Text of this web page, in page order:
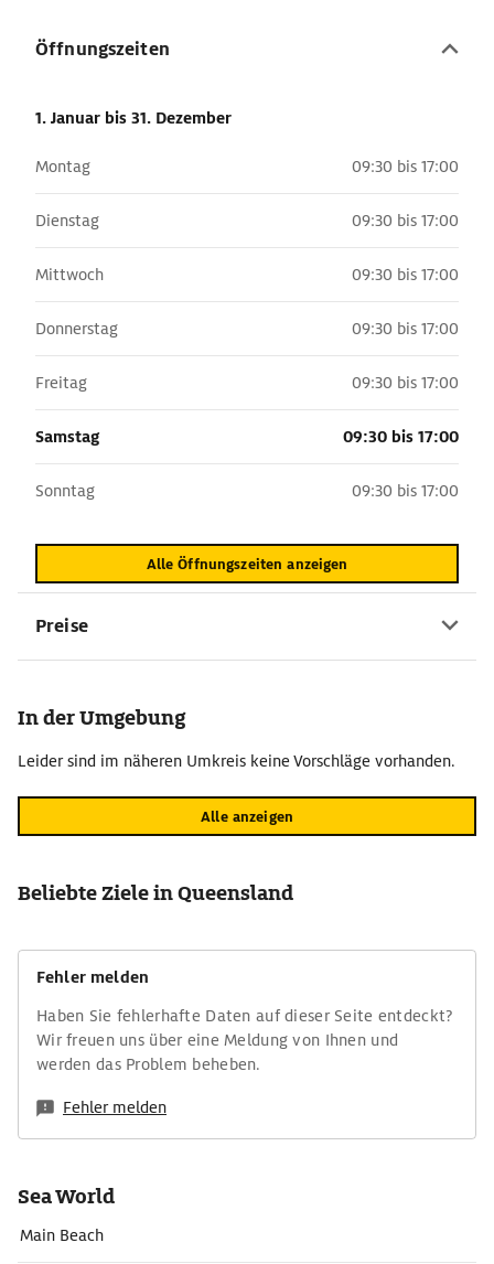
Öffnungszeiten
1. Januar bis 31. Dezember
Montag 09:30 bis 17:00
Dienstag 09:30 bis 17:00
Mittwoch 09:30 bis 17:00
Donnerstag 09:30 bis 17:00
Freitag 09:30 bis 17:00
Samstag 09:30 bis 17:00
Sonntag 09:30 bis 17:00
Alle Öffnungszeiten anzeigen
Preise
In der Umgebung
Leider sind im näheren Umkreis keine Vorschläge vorhanden.
Alle anzeigen
Beliebte Ziele in Queensland
Fehler melden
Haben Sie fehlerhafte Daten auf dieser Seite entdeckt?
Wir freuen uns über eine Meldung von Ihnen und
werden das Problem beheben.
Fehler melden
Sea World
Main Beach